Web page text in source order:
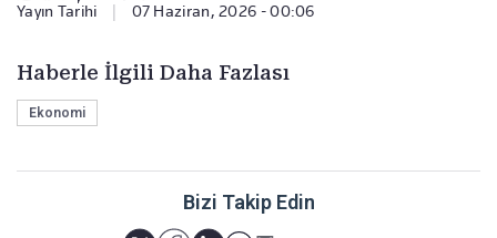
Yayın Tarihi 07 Haziran, 2026 - 00:06
Haberle İlgili Daha Fazlası
Ekonomi
Bizi Takip Edin